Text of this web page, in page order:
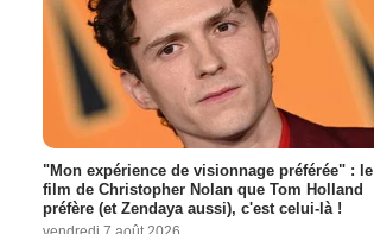
"Mon expérience de visionnage préférée" : le
film de Christopher Nolan que Tom Holland
préfère (et Zendaya aussi), c'est celui-là !